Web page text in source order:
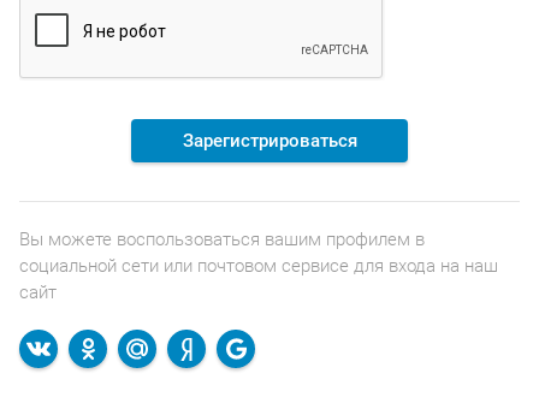
Зарегистрироваться
Вы можете воспользоваться вашим профилем в
социальной сети или почтовом сервисе для входа на наш
сайт